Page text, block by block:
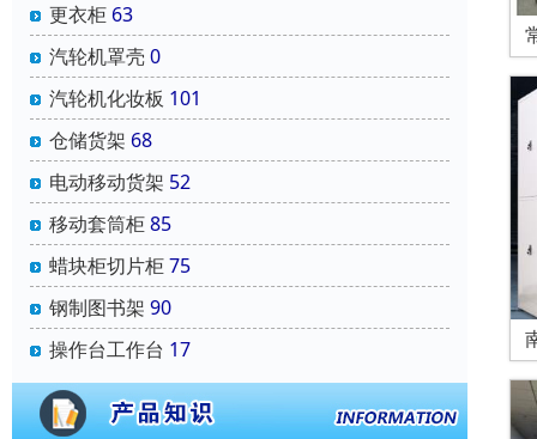
更衣柜 63
汽轮机罩壳0
汽轮机化妆板 101
仓储货架 68
电动移动货架 52
移动套筒柜85
蜡块柜切片柜75
钢制图书架 90
操作台工作台 17